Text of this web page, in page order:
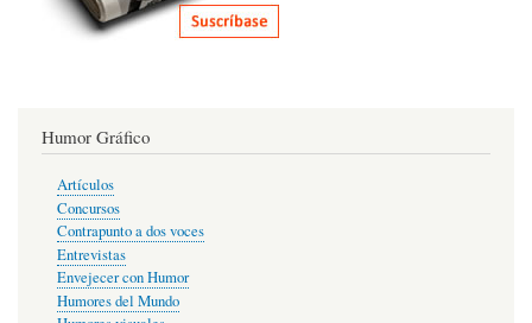
Humor Gráfico
Artículos
Concursos
Contrapunto a dos voces
Entrevistas
Envejecer con Humor
Humores del Mundo